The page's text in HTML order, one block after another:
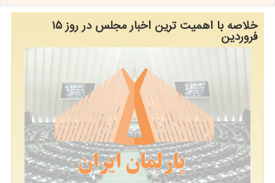
خلاصه با اهمیت ترین اخبار مجلس در روز ۱۵
فروردین